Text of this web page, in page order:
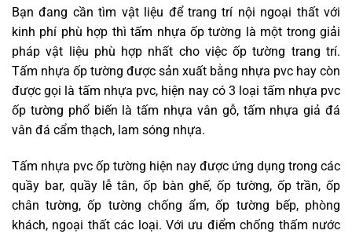
Bạn đang cần tìm vật liệu để trang trí nội ngoại thất với
kinh phí phù hợp thì tấm nhựa ốp tường là một trong giải
pháp vật liệu phù hợp nhất cho việc ốp tường trang trí.
Tấm nhựa ốp tường được sản xuất bằng nhựa pvc hay còn
được gọi là tấm nhựa pvc, hiện nay có 3 loại tấm nhựa pvc
ốp tường phổ biến là tấm nhựa vân gỗ, tấm nhựa giả đá
vân đá cẩm thạch, lam sóng nhựa.
Tấm nhựa pvc ốp tường hiện nay được ứng dụng trong các
quầy bar, quầy lễ tân, ốp bàn ghế, ốp tường, ốp trần, ốp
chân tường, ốp tường chống ẩm, ốp tường bếp, phòng
khách, ngoại thất các loại. Với ưu điểm chống thấm nước